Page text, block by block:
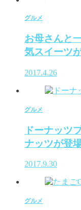
グルメ
お母さんと
気スイーツ
2017.4.26
グルメ
ドーナッツ
ナッツが登
2017.9.30
グルメ